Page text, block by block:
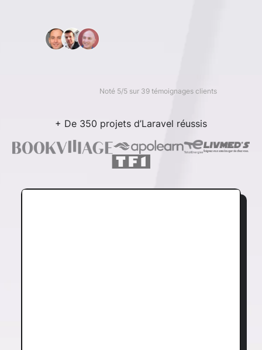
Noté 5/5 sur 39 témoignages clients
+ De 350 projets d’Laravel réussis